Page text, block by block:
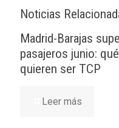
Noticias
Madrid-Barajas
pasajeros junio:
quieren ser TCP
Leer más